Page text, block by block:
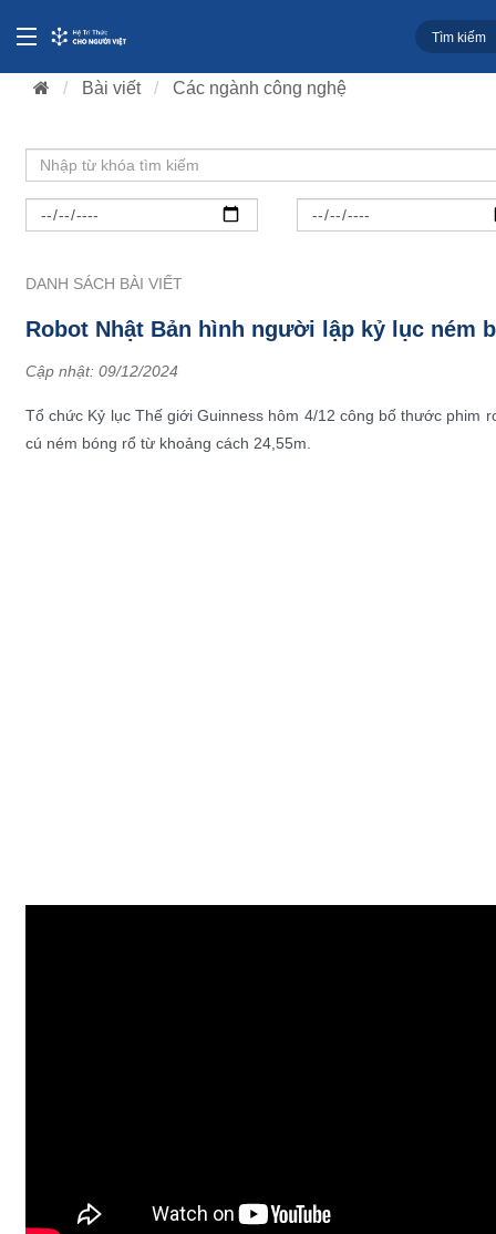
Bài viết Các ngành công nghệ
DANH SÁCH BÀI VIẾT
Robot Nhật Bản hình người lập kỷ lục ném
Cập nhật: 09/12/2024
Tổ chức Kỷ lục Thế giới Guinness hôm 4/12 công bố thước phim
cú ném bóng rổ từ khoảng cách 24,55m.